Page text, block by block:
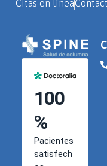
Citas en línea